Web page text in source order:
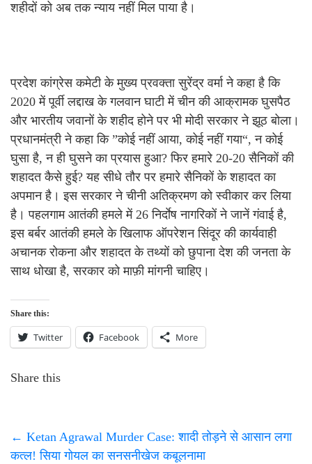
शहीदों को अब तक न्याय नहीं मिल पाया है।
प्रदेश कांग्रेस कमेटी के मुख्य प्रवक्ता सुरेंद्र वर्मा ने कहा है कि
2020 में पूर्वी लद्दाख के गलवान घाटी में चीन की आक्रामक घुसपैठ
और भारतीय जवानों के शहीद होने पर भी मोदी सरकार ने झूठ बोला।
प्रधानमंत्री ने कहा कि ”कोई नहीं आया, कोई नहीं गया“, न कोई
घुसा है, न ही घुसने का प्रयास हुआ? फिर हमारे 20-20 सैनिकों की
शहादत कैसे हुई? यह सीधे तौर पर हमारे सैनिकों के शहादत का
अपमान है। इस सरकार ने चीनी अतिक्रमण को स्वीकार कर लिया
है। पहलगाम आतंकी हमले में 26 निर्दाेष नागरिकों ने जानें गंवाई है,
इस बर्बर आतंकी हमले के खिलाफ ऑपरेशन सिंदूर की कार्यवाही
अचानक रोकना और शहादत के तथ्यों को छुपाना देश की जनता के
साथ धोखा है, सरकार को माफ़ी मांगनी चाहिए।
Share this:
Twitter Facebook More
Share this
← Ketan Agrawal Murder Case: शादी तोड़ने से आसान लगा
कत्ल! सिया गोयल का सनसनीखेज कबूलनामा